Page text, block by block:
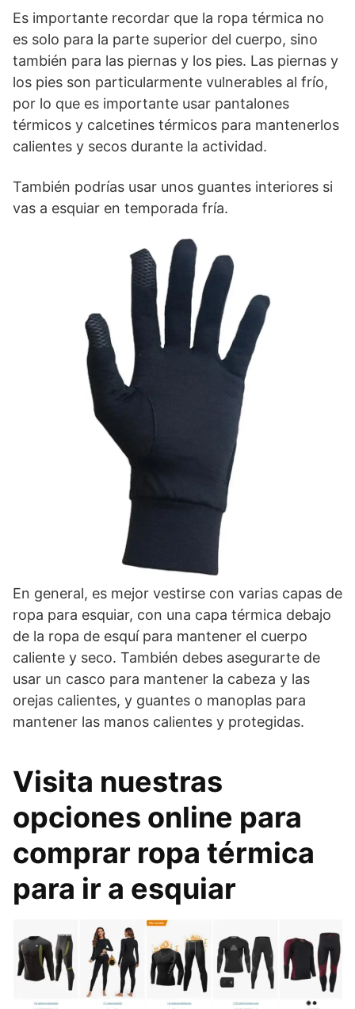
Es importante recordar que la ropa térmica no
es solo para la parte superior del cuerpo, sino
también para las piernas y los pies. Las piernas y
los pies son particularmente vulnerables al frío,
por lo que es importante usar pantalones
térmicos y calcetines térmicos para mantenerlos
calientes y secos durante la actividad.
También podrías usar unos guantes interiores si
vas a esquiar en temporada fría.
En general, es mejor vestirse con varias capas de
ropa para esquiar, con una capa térmica debajo
de la ropa de esquí para mantener el cuerpo
caliente y seco. También debes asegurarte de
usar un casco para mantener la cabeza y las
orejas calientes, y guantes o manoplas para
mantener las manos calientes y protegidas.
Visita nuestras
opciones online para
comprar ropa térmica
para ir a esquiar